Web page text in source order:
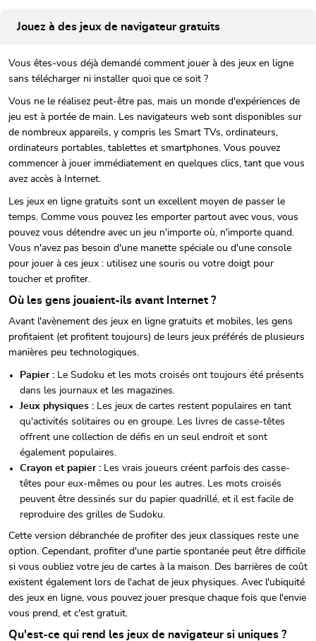
Jouez à des jeux de navigateur gratuits
Vous êtes-vous déjà demandé comment jouer à des jeux en ligne
sans télécharger ni installer quoi que ce soit ?
Vous ne le réalisez peut-être pas, mais un monde d'expériences de
jeu est à portée de main. Les navigateurs web sont disponibles sur
de nombreux appareils, y compris les Smart TVs, ordinateurs,
ordinateurs portables, tablettes et smartphones. Vous pouvez
commencer à jouer immédiatement en quelques clics, tant que vous
avez accès à Internet.
Les jeux en ligne gratuits sont un excellent moyen de passer le
temps. Comme vous pouvez les emporter partout avec vous, vous
pouvez vous détendre avec un jeu n'importe où, n'importe quand.
Vous n'avez pas besoin d'une manette spéciale ou d'une console
pour jouer à ces jeux : utilisez une souris ou votre doigt pour
toucher et profiter.
Où les gens jouaient-ils avant Internet ?
Avant l'avènement des jeux en ligne gratuits et mobiles, les gens
profitaient (et profitent toujours) de leurs jeux préférés de plusieurs
manières peu technologiques.
Papier : Le Sudoku et les mots croisés ont toujours été présents
dans les journaux et les magazines.
Jeux physiques : Les jeux de cartes restent populaires en tant
qu'activités solitaires ou en groupe. Les livres de casse-têtes
offrent une collection de défis en un seul endroit et sont
également populaires.
Crayon et papier : Les vrais joueurs créent parfois des casse-
têtes pour eux-mêmes ou pour les autres. Les mots croisés
peuvent être dessinés sur du papier quadrillé, et il est facile de
reproduire des grilles de Sudoku.
Cette version débranchée de profiter des jeux classiques reste une
option. Cependant, profiter d'une partie spontanée peut être difficile
si vous oubliez votre jeu de cartes à la maison. Des barrières de coût
existent également lors de l'achat de jeux physiques. Avec l'ubiquité
des jeux en ligne, vous pouvez jouer presque chaque fois que l'envie
vous prend, et c'est gratuit.
Qu'est-ce qui rend les jeux de navigateur si uniques ?